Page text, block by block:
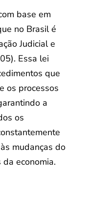
base em
no Brasil é
Judicial e
Essa lei
que
os processos
a
os
mudanças do
economia.